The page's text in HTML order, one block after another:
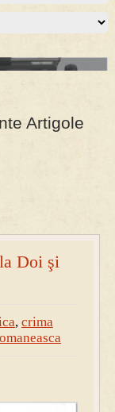
Artigole
Doi şi
, crima